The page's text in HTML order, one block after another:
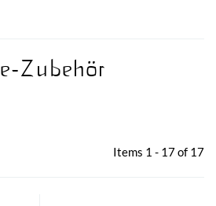
Zubehör
Items 1 - 17 of 17